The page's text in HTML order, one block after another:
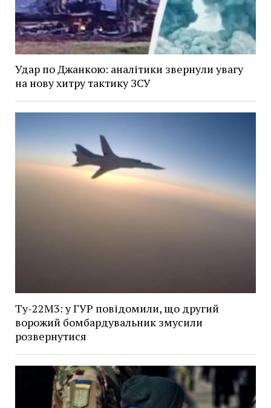
Удар по Джанкою: аналітики звернули увагу
на нову хитру тактику ЗСУ
Ту-22М3: у ГУР повідомили, що другий
ворожий бомбардувальник змусили
розвернутися